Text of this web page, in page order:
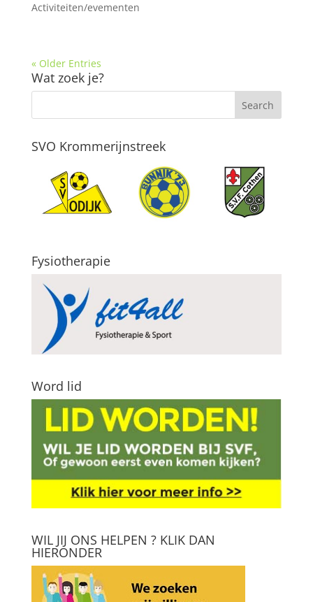
Activiteiten/evementen
« Older Entries
Wat zoek je?
SVO Krommerijnstreek
Fysiotherapie
Word lid
WIL JIJ ONS HELPEN ? KLIK DAN
HIERONDER